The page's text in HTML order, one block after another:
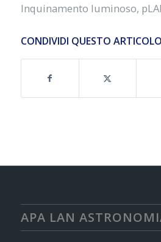
Inquinamento luminoso,
CONDIVIDI QUESTO ARTICOLO
APA LAN